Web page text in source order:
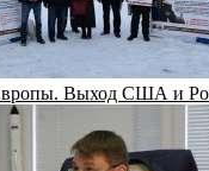
Выход США и